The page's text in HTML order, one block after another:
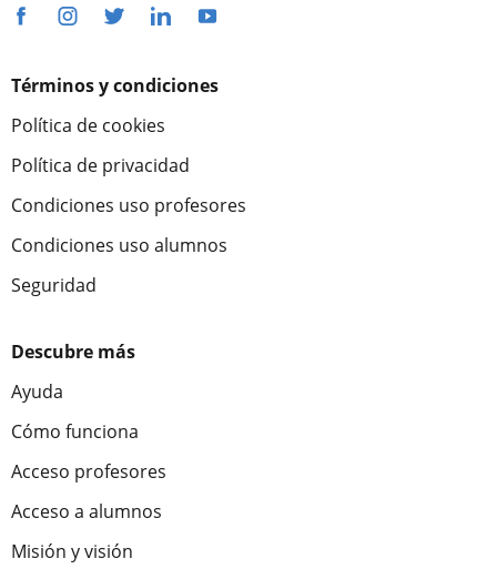
Términos y condiciones
Política de cookies
Política de privacidad
Condiciones uso profesores
Condiciones uso alumnos
Seguridad
Descubre más
Ayuda
Cómo funciona
Acceso profesores
Acceso a alumnos
Misión y visión